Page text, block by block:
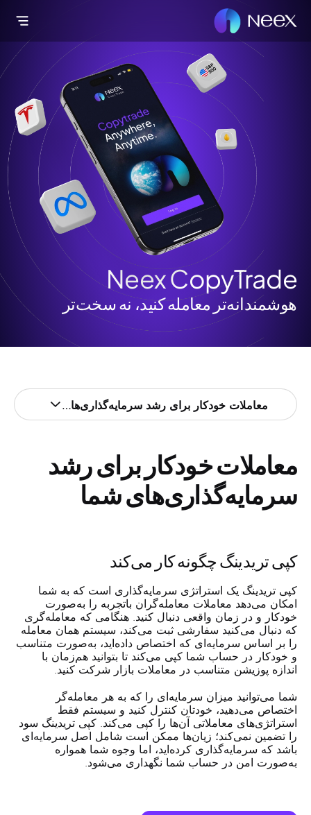
Neex CopyTrade
هوشمندانه‌تر معامله کنید، نه سخت‌تر
معاملات خودکار برای رشد
سرمایه‌گذاری‌های شما
کپی تریدینگ چگونه کار می‌کند
کپی تریدینگ یک استراتژی سرمایه‌گذاری است که به شما
امکان می‌دهد معاملات معامله‌گران باتجربه را به‌صورت
خودکار و در زمان واقعی دنبال کنید. هنگامی که معامله‌گری
که دنبال می‌کنید سفارشی ثبت می‌کند، سیستم همان معامله
را بر اساس سرمایه‌ای که اختصاص داده‌اید، به‌صورت متناسب
و خودکار در حساب شما کپی می‌کند تا بتوانید هم‌زمان با
اندازه پوزیشن متناسب در معاملات بازار شرکت کنید.
شما می‌توانید میزان سرمایه‌ای را که به هر معامله‌گر
اختصاص می‌دهید، خودتان کنترل کنید و سیستم فقط
استراتژی‌های معاملاتی آن‌ها را کپی می‌کند. کپی تریدینگ سود
را تضمین نمی‌کند؛ زیان‌ها ممکن است شامل اصل سرمایه‌ای
باشد که سرمایه‌گذاری کرده‌اید، اما وجوه شما همواره
به‌صورت امن در حساب شما نگهداری می‌شود.
معاملات خودکار برای رشد سرمایه‌گذاری‌های شما